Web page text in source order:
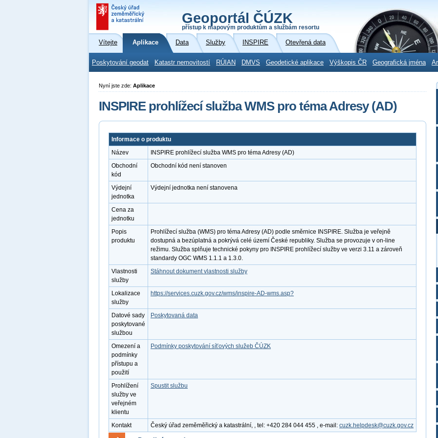
Geoportál ČÚZK
přístup k mapovým produktům a službám resortu
Vítejte Aplikace Data Služby INSPIRE Otevřená data
Poskytování geodat Katastr nemovitostí RÚIAN DMVS Geodetické aplikace Výškopis ČR Geografická jména
Nyní jste zde: Aplikace
INSPIRE prohlížecí služba WMS pro téma Adresy (AD)
Informace o produktu
Název
INSPIRE prohlížecí služba WMS pro téma Adresy (AD)
Obchodní
kód
Obchodní kód není stanoven
Výdejní
jednotka
Výdejní jednotka není stanovena
Cena za
jednotku
Popis
produktu
Prohlížecí služba (WMS) pro téma Adresy (AD) podle směrnice INSPIRE. Služba je veřejně
dostupná a bezúplatná a pokrývá celé území České republiky. Služba se provozuje v on-line
režimu. Služba splňuje technické pokyny pro INSPIRE prohlížecí služby ve verzi 3.11 a zároveň
standardy OGC WMS 1.1.1 a 1.3.0.
Vlastnosti
služby
Stáhnout dokument vlastnosti služby
Lokalizace
služby
https://services.cuzk.gov.cz/wms/inspire-AD-wms.asp?
Datové sady
poskytované
službou
Poskytovaná data
Omezení a
podmínky
přístupu a
použití
Podmínky poskytování síťových služeb ČÚZK
Prohlížení
služby ve
veřejném
klientu
Spustit službu
Kontakt Český úřad zeměměřický a katastrální, , tel: +420 284 044 455 , e-mail: cuzk.helpdesk@cuzk.gov.cz